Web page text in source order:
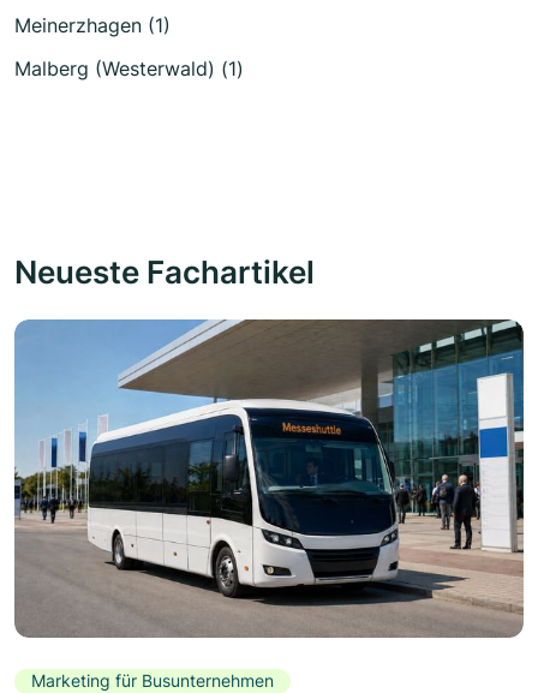
Meinerzhagen (1)
Malberg (Westerwald) (1)
Neueste Fachartikel
Marketing für Busunternehmen